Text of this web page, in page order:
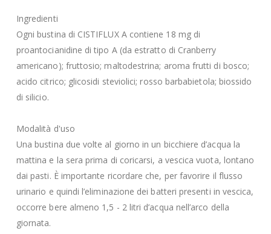
Ingredienti
Ogni bustina di CISTIFLUX A contiene 18 mg di
proantocianidine di tipo A (da estratto di Cranberry
americano); fruttosio; maltodestrina; aroma frutti di bosco;
acido citrico; glicosidi steviolici; rosso barbabietola; biossido
di silicio.
Modalità d'uso
Una bustina due volte al giorno in un bicchiere d’acqua la
mattina e la sera prima di coricarsi, a vescica vuota, lontano
dai pasti. È importante ricordare che, per favorire il flusso
urinario e quindi l’eliminazione dei batteri presenti in vescica,
occorre bere almeno 1,5 - 2 litri d’acqua nell’arco della
giornata.